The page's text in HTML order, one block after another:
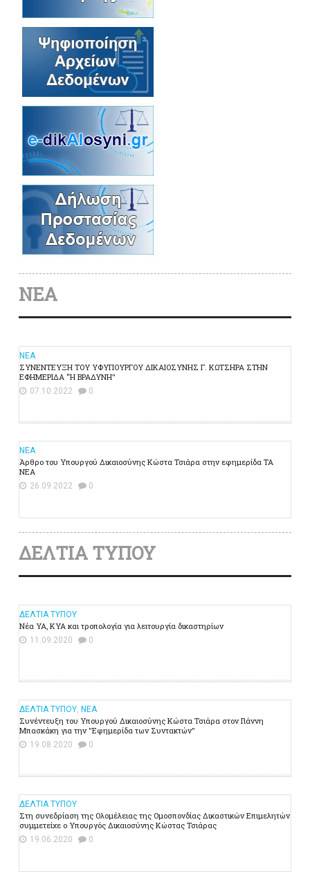
ΝΕΑ
ΝΕΑ
ΣΥΝΕΝΤΕΥΞΗ ΤΟΥ ΥΦΥΠΟΥΡΓΟΥ ΔΙΚΑΙΟΣΥΝΗΣ Γ. ΚΩΤΣΗΡΑ ΣΤΗΝ
ΕΦΗΜΕΡΙΔΑ “Η ΒΡΑΔΥΝΗ"
07.10.2022 0
ΝΕΑ
Άρθρο του Υπουργού Δικαιοσύνης Κώστα Τσιάρα στην εφημερίδα ΤΑ
ΝΕΑ
26.09.2022 0
ΔΕΛΤΙΑ ΤΥΠΟΥ
ΔΕΛΤΙΑ ΤΥΠΟΥ
Νέα ΥΑ, ΚΥΑ και τροπολογία για λειτουργία δικαστηρίων
11.09.2020 0
ΔΕΛΤΙΑ ΤΥΠΟΥ, ΝΕΑ
Συνέντευξη του Υπουργού Δικαιοσύνης Κώστα Τσιάρα στον Γιάννη
Μπασκάκη για την "Εφημερίδα των Συντακτών"
19.08.2020 0
ΔΕΛΤΙΑ ΤΥΠΟΥ
Στη συνεδρίαση της Ολομέλειας της Ομοσπονδίας Δικαστικών Επιμελητών
συμμετείχε ο Υπουργός Δικαιοσύνης Κώστας Τσιάρας
19.06.2020 0